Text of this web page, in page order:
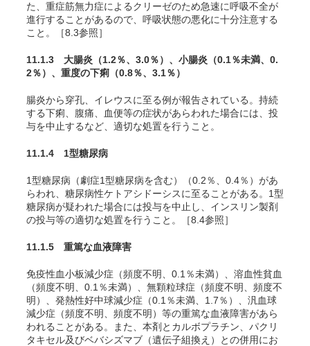
た、重症筋無力症によるクリーゼのため急速に呼吸不全が
進行することがあるので、呼吸状態の悪化に十分注意する
こと。［8.3参照］
11.1.3 大腸炎 （1.2％、3.0％） 、小腸炎 （0.1％未満、0.
2％） 、重度の下痢 （0.8％、3.1％）
腸炎から穿孔、イレウスに至る例が報告されている。持続
する下痢、腹痛、血便等の症状があらわれた場合には、投
与を中止するなど、適切な処置を行うこと。
11.1.4 1型糖尿病
1型糖尿病（劇症1型糖尿病を含む）（0.2％、0.4％）があ
らわれ、糖尿病性ケトアシドーシスに至ることがある。1型
糖尿病が疑われた場合には投与を中止し、インスリン製剤
の投与等の適切な処置を行うこと。［8.4参照］
11.1.5 重篤な血液障害
免疫性血小板減少症（頻度不明、0.1％未満）、溶血性貧血
（頻度不明、0.1％未満）、無顆粒球症（頻度不明、頻度不
明）、発熱性好中球減少症（0.1％未満、1.7％）、汎血球
減少症（頻度不明、頻度不明）等の重篤な血液障害があら
われることがある。また、本剤とカルボプラチン、パクリ
タキセル及びベバシズマブ（遺伝子組換え）との併用にお